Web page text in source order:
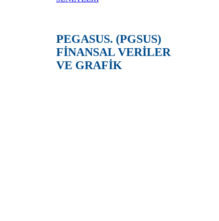
PEGASUS. (PGSUS)
FİNANSAL VERİLER
VE GRAFİK